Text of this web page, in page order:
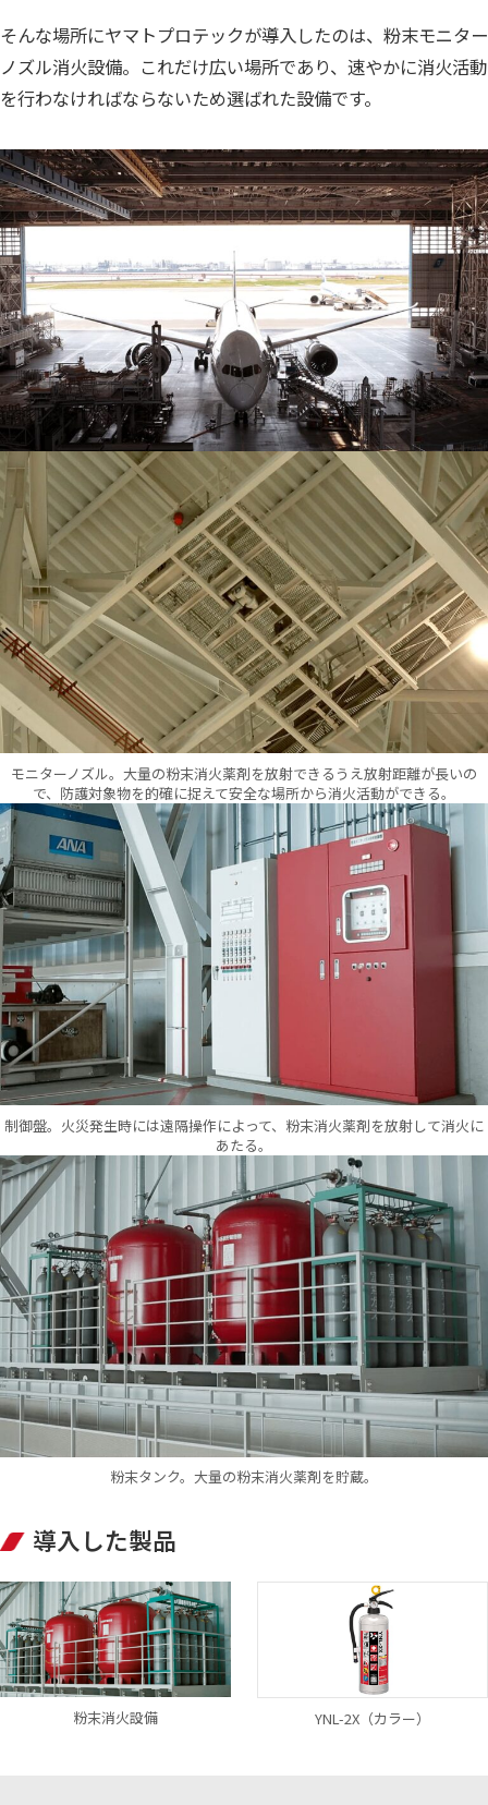
そんな場所にヤマトプロテックが導入したのは、粉末モニター
ノズル消火設備。これだけ広い場所であり、速やかに消火活動
を行わなければならないため選ばれた設備です。
モニターノズル。大量の粉末消火薬剤を放射できるうえ放射距離が長いの
で、防護対象物を的確に捉えて安全な場所から消火活動ができる。
制御盤。火災発生時には遠隔操作によって、粉末消火薬剤を放射して消火に
あたる。
粉末タンク。大量の粉末消火薬剤を貯蔵。
導入した製品
粉末消火設備 YNL-2X（カラー）